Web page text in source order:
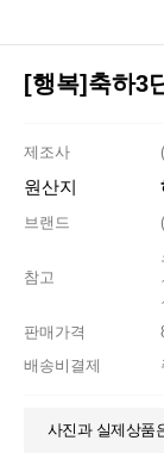
[행복]축하3
제조사
원산지
브랜드
참고
판매가격
배송비결제
사진과 실제상품